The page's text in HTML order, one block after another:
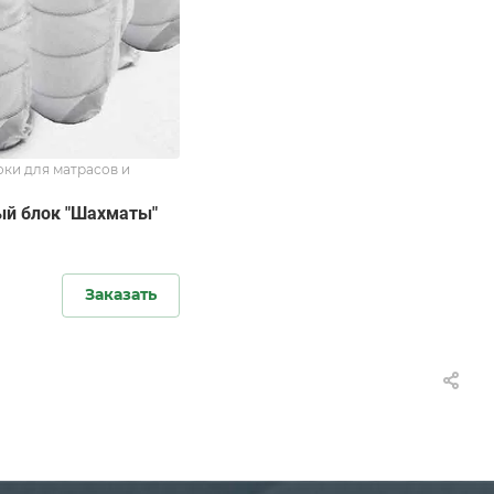
для матрасов и
блок "Шахматы"
Заказать